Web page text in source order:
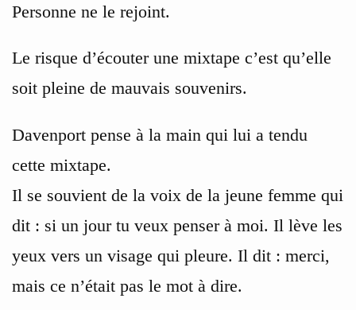
Personne ne le rejoint.
Le risque d’écouter une mixtape c’est qu’elle
soit pleine de mauvais souvenirs.
Davenport pense à la main qui lui a tendu
cette mixtape.
Il se souvient de la voix de la jeune femme qui
dit : si un jour tu veux penser à moi. Il lève les
yeux vers un visage qui pleure. Il dit : merci,
mais ce n’était pas le mot à dire.